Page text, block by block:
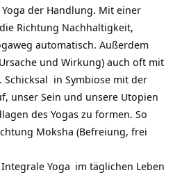
der Handlung. Mit einer
Richtung Nachhaltigkeit,
automatisch. Außerdem
und Wirkung) auch oft mit
Schicksal in Symbiose mit der
unser Sein und unsere Utopien
des Yogas zu formen. So
Moksha (Befreiung, frei
Integrale Yoga im täglichen Leben